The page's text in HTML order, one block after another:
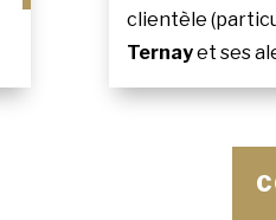
clientèle
Ternayet ses